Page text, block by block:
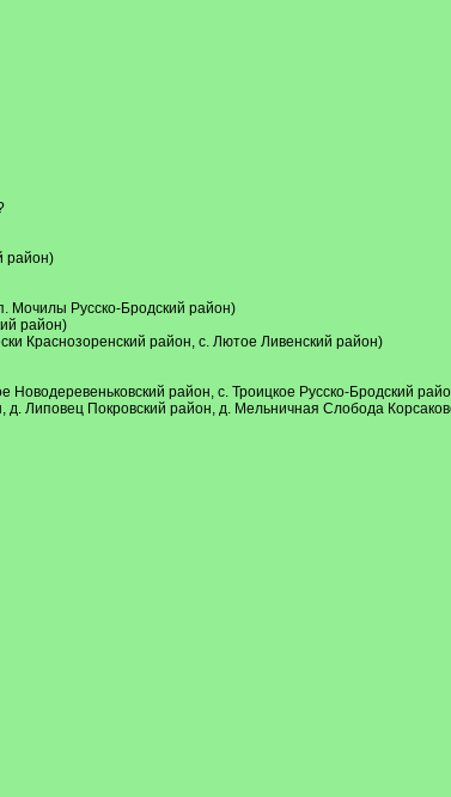
район)
Мочилы Русско-Бродский район)
район)
Краснозоренский район, с. Лютое Ливенский район)
район, с. Троицкое Русско-Бродский
Липовец Покровский район, д. Мельничная Слобода